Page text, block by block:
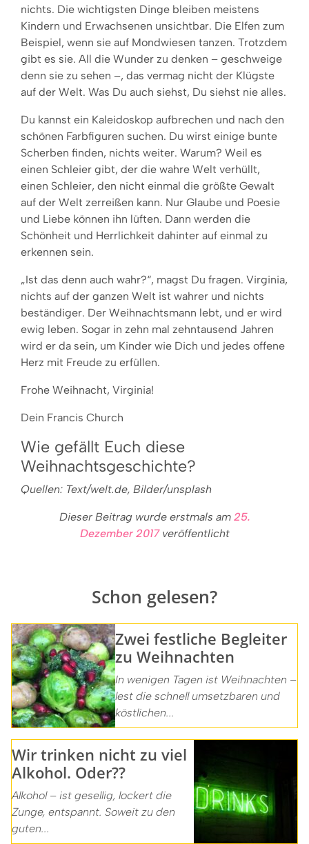
nichts. Die wichtigsten Dinge bleiben meistens
Kindern und Erwachsenen unsichtbar. Die Elfen zum
Beispiel, wenn sie auf Mondwiesen tanzen. Trotzdem
gibt es sie. All die Wunder zu denken – geschweige
denn sie zu sehen –, das vermag nicht der Klügste
auf der Welt. Was Du auch siehst, Du siehst nie alles.
Du kannst ein Kaleidoskop aufbrechen und nach den
schönen Farbfiguren suchen. Du wirst einige bunte
Scherben finden, nichts weiter. Warum? Weil es
einen Schleier gibt, der die wahre Welt verhüllt,
einen Schleier, den nicht einmal die größte Gewalt
auf der Welt zerreißen kann. Nur Glaube und Poesie
und Liebe können ihn lüften. Dann werden die
Schönheit und Herrlichkeit dahinter auf einmal zu
erkennen sein.
„Ist das denn auch wahr?“, magst Du fragen. Virginia,
nichts auf der ganzen Welt ist wahrer und nichts
beständiger. Der Weihnachtsmann lebt, und er wird
ewig leben. Sogar in zehn mal zehntausend Jahren
wird er da sein, um Kinder wie Dich und jedes offene
Herz mit Freude zu erfüllen.
Frohe Weihnacht, Virginia!
Dein Francis Church
Wie gefällt Euch diese
Weihnachtsgeschichte?
Quellen: Text/welt.de, Bilder/unsplash
Dieser Beitrag wurde erstmals am 25.
Dezember 2017veröffentlicht
Schon gelesen?
Zwei festliche Begleiter
zu Weihnachten
In wenigen Tagen ist Weihnachten –
lest die schnell umsetzbaren und
köstlichen...
Wir trinken nicht zu viel
Alkohol. Oder??
Alkohol – ist gesellig, lockert die
Zunge, entspannt. Soweit zu den
guten...